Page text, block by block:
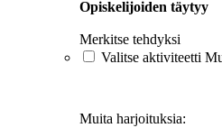
Opiskelijoiden täytyy
Merkitse tehdyksi
Valitse aktiviteetti
Muita harjoituksia: